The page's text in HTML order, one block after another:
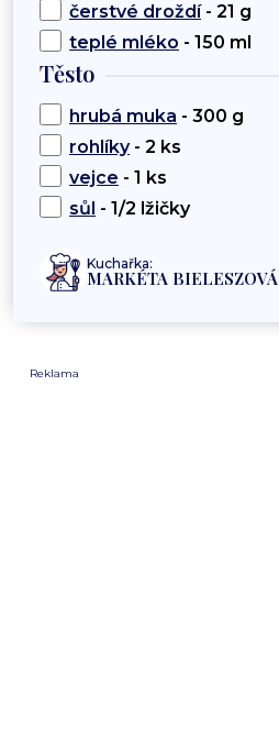
čerstvé droždí- 21 g
teplé mléko - 150 ml
Těsto
hrubá muka - 300 g
rohlíky- 2 ks
vejce - 1 ks
sůl - 1/2 lžičky
Kuchařka:
MARKÉTA BIELESZOVÁ
Reklama